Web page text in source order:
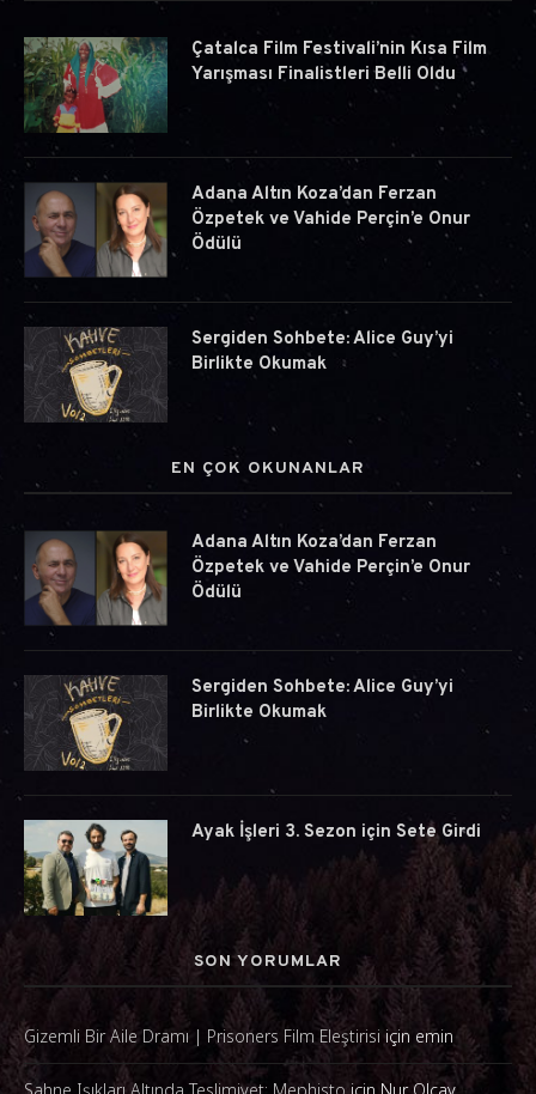
Çatalca Film Festivali’nin Kısa Film
Yarışması Finalistleri Belli Oldu
Adana Altın Koza’dan Ferzan
Özpetek ve Vahide Perçin’e Onur
Ödülü
Sergiden Sohbete: Alice Guy’yi
Birlikte Okumak
EN ÇOK OKUNANLAR
Adana Altın Koza’dan Ferzan
Özpetek ve Vahide Perçin’e Onur
Ödülü
Sergiden Sohbete: Alice Guy’yi
Birlikte Okumak
Ayak İşleri 3. Sezon için Sete Girdi
SON YORUMLAR
Gizemli Bir Aile Dramı | Prisoners Film Eleştirisi için emin